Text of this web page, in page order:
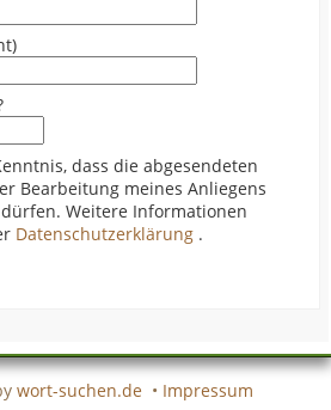
dass die abgesendeten
Bearbeitung meines Anliegens
Weitere Informationen
Datenschutzerklärung .
wort-suchen.de • Impressum